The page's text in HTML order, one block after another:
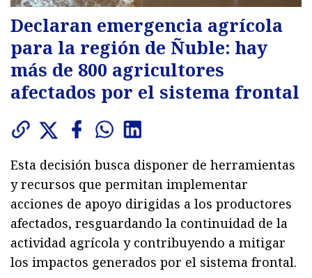
Declaran emergencia agrícola
para la región de Ñuble: hay
más de 800 agricultores
afectados por el sistema frontal
Esta decisión busca disponer de herramientas
y recursos que permitan implementar
acciones de apoyo dirigidas a los productores
afectados, resguardando la continuidad de la
actividad agrícola y contribuyendo a mitigar
los impactos generados por el sistema frontal.